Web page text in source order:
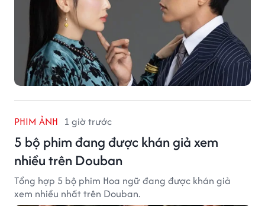
PHIM ẢNH 1 giờ trước
5 bộ phim đang được khán giả xem
nhiều trên Douban
Tổng hợp 5 bộ phim Hoa ngữ đang được khán giả
xem nhiều nhất trên Douban.